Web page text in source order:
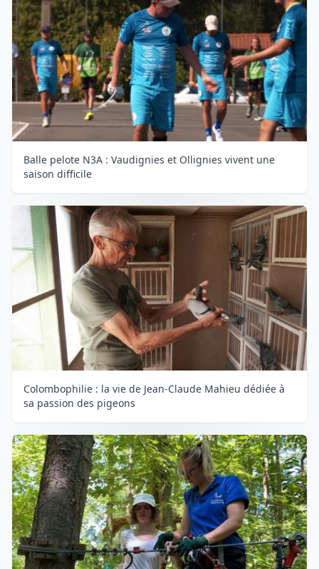
Balle pelote N3A : Vaudignies et Ollignies vivent une
saison difficile
Colombophilie : la vie de Jean-Claude Mahieu dédiée à
sa passion des pigeons